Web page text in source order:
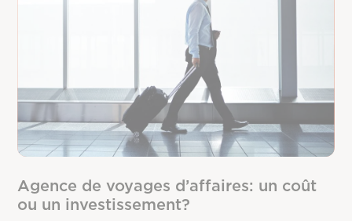
Agence de voyages d’affaires: un coût
ou un investissement?